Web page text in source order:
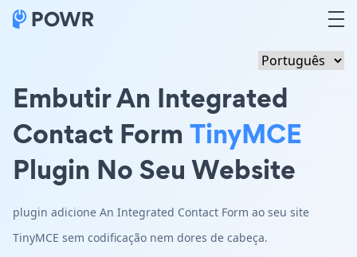
Embutir An Integrated
Contact Form TinyMCE
Plugin No Seu Website
plugin adicione An Integrated Contact Form ao seu site
TinyMCE sem codificação nem dores de cabeça.